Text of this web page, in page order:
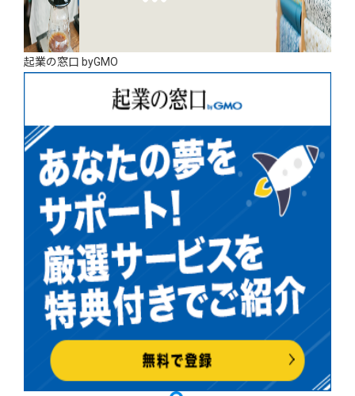
起業の窓口 byGMO